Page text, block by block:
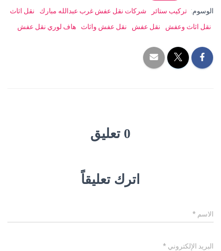
الوسوم: تركيب ستائر شركات نقل عفش غرب عبدالله مبارك
نقل اثاث
نقل اثاث وعفش
نقل عفش نقل عفش واثاث هاف لوري نقل عفش
0 تعليق
اترك تعليقاً
الاسم *
البريد الإلكتروني *